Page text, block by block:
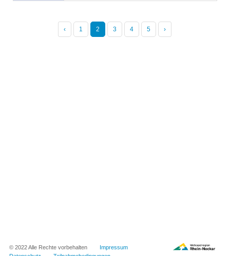
‹ 1 2 3 4 5 ›
© 2022 Alle Rechte vorbehalten Impressum